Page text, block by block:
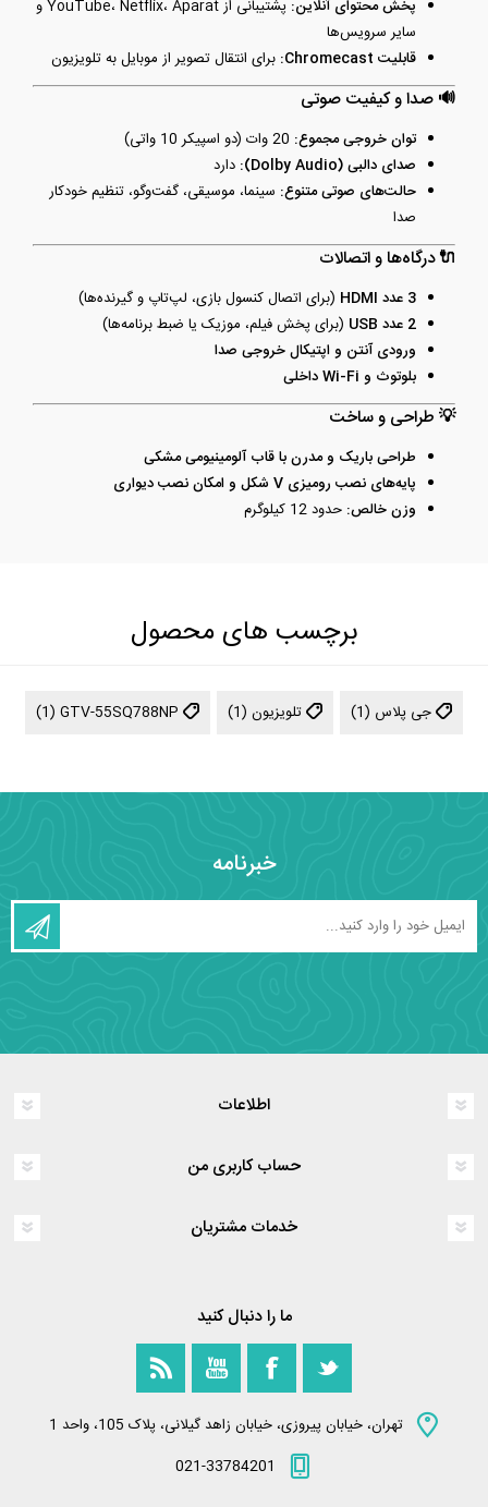
پخش محتوای آنلاین:
پشتیبانی از YouTube، Netflix، Aparat و
سایر سرویس‌ها
قابلیت Chromecast:
برای انتقال تصویر از موبایل به تلویزیون
🔊 صدا و کیفیت صوتی
توان خروجی مجموع:
صدای دالبی (Dolby Audio):
دارد
حالت‌های صوتی متنوع: سینما، موسیقی، گفت‌وگو، تنظیم خودکار
صدا
🔌 درگاه‌ها و اتصالات
3 عدد HDMI
(برای اتصال کنسول بازی، لپ‌تاپ و گیرنده‌ها)
2 عدد USB
(برای پخش فیلم، موزیک یا ضبط برنامه‌ها)
ورودی آنتن و اپتیکال خروجی صدا
بلوتوث و Wi-Fi داخلی
💡 طراحی و ساخت
طراحی باریک و مدرن با قاب آلومینیومی مشکی
پایه‌های نصب رومیزی V شکل و امکان نصب دیواری
وزن خالص: حدود 12 کیلوگرم
برچسب های محصول
جی پلاس (1) تلویزیون (1)
GTV-55SQ788NP
(1)
خبرنامه
اطلاعات
حساب کاربری من
خدمات مشتریان
ما را دنبال کنید
تهران، خیابان پیروزی، خیابان زاهد گیلانی، پلاک 105، واحد 1
021-33784201